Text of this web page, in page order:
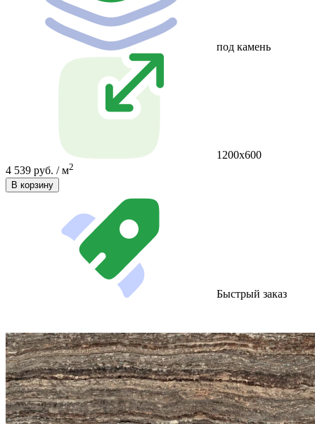
под камень
1200x600
4 539 руб. / м2
В корзину
Быстрый заказ